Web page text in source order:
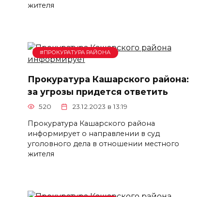
жителя
#ПРОКУРАТУРА РАЙОНА
Прокуратура Кашарского района:
за угрозы придется ответить
520 23.12.2023 в 13:19
Прокуратура Кашарского района
информирует о направлении в суд
уголовного дела в отношении местного
жителя